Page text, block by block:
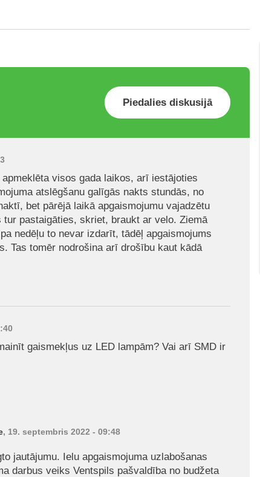
Piedalies diskusijā
visos gada laikos, arī iestājoties
atslēgšanu galīgās nakts stundās, no
bet pārējā laikā apgaismojumu vajadzētu
pastaigāties, skriet, braukt ar velo. Ziemā
nedēļu to nevar izdarīt, tādēļ apgaismojums
Tas tomēr nodrošina arī drošību kaut kādā
gaismekļus uz LED lampām? Vai arī SMD ir
, 19. septembris 2022 - 09:48
jautājumu. Ielu apgaismojuma uzlabošanas
darbus veiks Ventspils pašvaldība no budžeta